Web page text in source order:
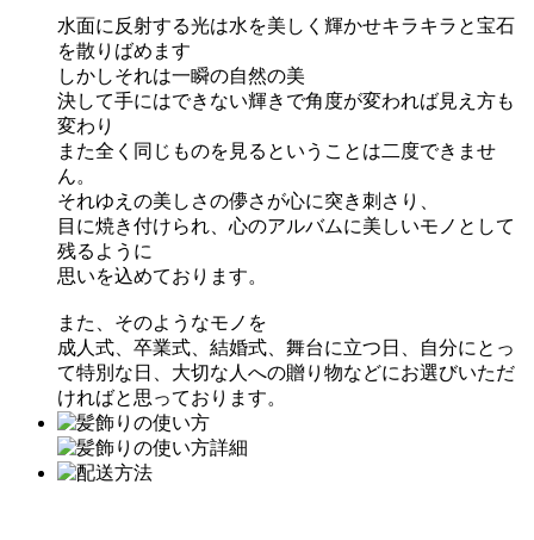
水面に反射する光は水を美しく輝かせキラキラと宝石
を散りばめます
しかしそれは一瞬の自然の美
決して手にはできない輝きで角度が変われば見え方も
変わり
また全く同じものを見るということは二度できませ
ん。
それゆえの美しさの儚さが心に突き刺さり、
目に焼き付けられ、心のアルバムに美しいモノとして
残るように
思いを込めております。
また、そのようなモノを
成人式、卒業式、結婚式、舞台に立つ日、自分にとっ
て特別な日、大切な人への贈り物などにお選びいただ
ければと思っております。